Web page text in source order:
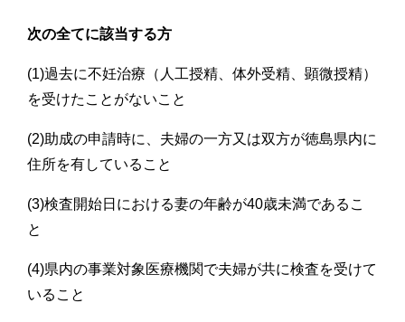
次の全てに該当する方
(1)過去に不妊治療（人工授精、体外受精、顕微授精）
を受けたことがないこと
(2)助成の申請時に、夫婦の一方又は双方が徳島県内に
住所を有していること
(3)検査開始日における妻の年齢が40歳未満であるこ
と
(4)県内の事業対象医療機関で夫婦が共に検査を受けて
いること